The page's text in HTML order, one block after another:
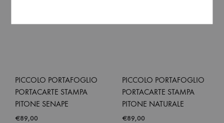
PICCOLO PORTAFOGLIO
PORTACARTE STAMPA
PITONE SENAPE
€89,00
PICCOLO PORTAFOGLIO
PORTACARTE STAMPA
PITONE NATURALE
€89,00